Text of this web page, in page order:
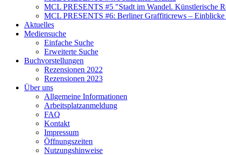
MCL PRESENTS #5 "Stadt im Wandel. Künstlerische
MCL PRESENTS #6: Berliner Graffiticrews – Einblicke
Aktuelles
Mediensuche
Einfache Suche
Erweiterte Suche
Buchvorstellungen
Rezensionen 2022
Rezensionen 2023
Über uns
Allgemeine Informationen
Arbeitsplatzanmeldung
FAQ
Kontakt
Impressum
Öffnungszeiten
Nutzungshinweise